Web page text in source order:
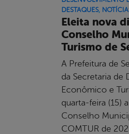
DESTAQUES,
Eleita nova
Conselho
Turismo de
A Prefeitura de
da Secretaria de
Econômico e
quarta-feira (15)
Conselho
COMTUR de